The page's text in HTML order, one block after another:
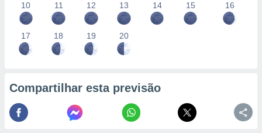
10 11 12 13 14 15 16
17 18 19 20
Compartilhar esta previsão